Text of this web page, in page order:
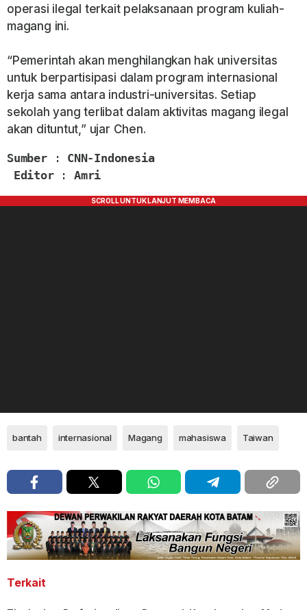
operasi ilegal terkait pelaksanaan program kuliah-
magang ini.
“Pemerintah akan menghilangkan hak universitas
untuk berpartisipasi dalam program internasional
kerja sama antara industri-universitas. Setiap
sekolah yang terlibat dalam aktivitas magang ilegal
akan dituntut,” ujar Chen.
Sumber : CNN-Indonesia
Editor : Amri
bantah internasional Magang mahasiswa Taiwan
Terkait